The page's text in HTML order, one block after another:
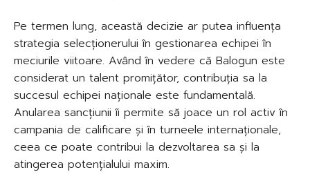
Pe termen lung, această decizie ar putea influența
strategia selecționerului în gestionarea echipei în
meciurile viitoare. Având în vedere că Balogun este
considerat un talent promițător, contribuția sa la
succesul echipei naționale este fundamentală.
Anularea sancțiunii îi permite să joace un rol activ în
campania de calificare și în turneele internaționale,
ceea ce poate contribui la dezvoltarea sa și la
atingerea potențialului maxim.